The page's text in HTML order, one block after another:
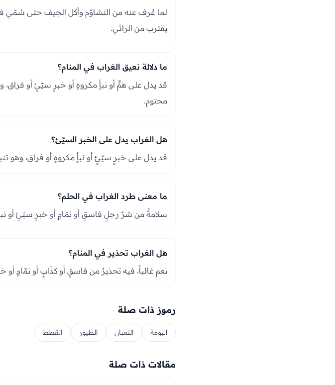
لما عُرف عنه من التشاؤم وأكل الجيف حتى سُمّي
يقترب من الرائي.
ما دلالة نعيق الغراب في المنام؟
قد يدل على همٍّ أو نبأٍ مكروهٍ أو خبرٍ سيّئٍ أو فراق،
محتوم.
هل الغراب يدل على الخبر السيّئ؟
قد يدل على خبرٍ سيّئٍ أو نبأٍ مكروهٍ أو فراق، وهو
ما معنى طرد الغراب في الحلم؟
سلامةٌ من شرّ رجلٍ فاسقٍ أو نمّامٍ أو خبرٍ سيّئٍ أو
هل الغراب تحذير في المنام؟
نعم غالباً، فيه تحذيرٌ من فاسقٍ أو كذّابٍ أو نمّامٍ أو
رموز ذات صلة
البومة الثعبان الطيور القطط
مقالات ذات صلة